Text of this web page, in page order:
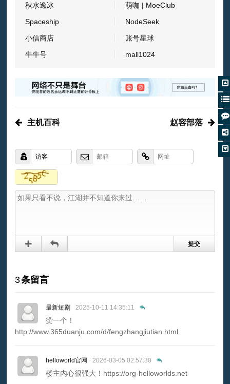
秋水逸冰
萌咖 | MoeClub
Spaceship
NodeSeek
小信商店
账号星球
牛牛号
mall1024
主机百科 赵容部落
3条留言
最新短剧 2025-10-11 14:35:11
赞一个！
http://www.365duanju.com/d/fengzhangjiutian.html
helloworld官网 2026-03-05 02:57:30
楼主内心很强大！https://org-helloworlds.net